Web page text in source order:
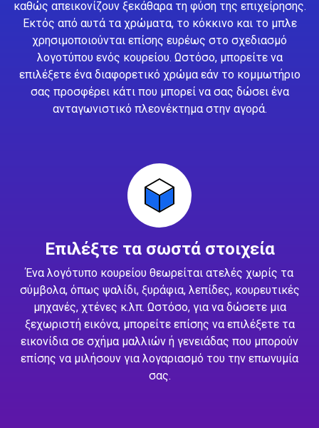
καθώς απεικονίζουν ξεκάθαρα τη φύση της επιχείρησης.
Εκτός από αυτά τα χρώματα, το κόκκινο και το μπλε
χρησιμοποιούνται επίσης ευρέως στο σχεδιασμό
λογοτύπου ενός κουρείου. Ωστόσο, μπορείτε να
επιλέξετε ένα διαφορετικό χρώμα εάν το κομμωτήριο
σας προσφέρει κάτι που μπορεί να σας δώσει ένα
ανταγωνιστικό πλεονέκτημα στην αγορά.
Επιλέξτε τα σωστά στοιχεία
Ένα λογότυπο κουρείου θεωρείται ατελές χωρίς τα
σύμβολα, όπως ψαλίδι, ξυράφια, λεπίδες, κουρευτικές
μηχανές, χτένες κ.λπ. Ωστόσο, για να δώσετε μια
ξεχωριστή εικόνα, μπορείτε επίσης να επιλέξετε τα
εικονίδια σε σχήμα μαλλιών ή γενειάδας που μπορούν
επίσης να μιλήσουν για λογαριασμό του την επωνυμία
σας.